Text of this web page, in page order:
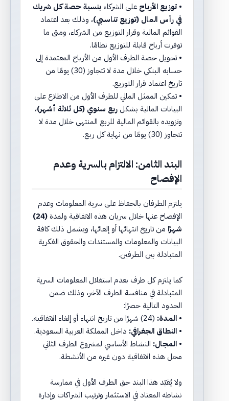
• توزيع الأرباح على الشركاء بنسبة حصة كل شريك
في رأس المال (توزيع تناسبي)، وذلك بعد اعتماد
القوائم المالية وقرار التوزيع من الشركاء، ومتى ما
توفرت أرباح قابلة للتوزيع نظامًا.
• تحويل حصة الطرف الأول من الأرباح المعتمدة إلى
حسابه البنكي خلال مدة لا تتجاوز (30) يومًا من
تاريخ اعتماد قرار التوزيع.
• تمكين الممثل المالي للطرف الأول من الاطلاع على
البيانات المالية بشكل ربع سنوي (كل ثلاثة أشهر)،
وتزويده بالقوائم المالية للربع المنتهي خلال مدة لا
تتجاوز (30) يومًا من نهاية كل ربع.
البند الثامن: الالتزام بالسرية وعدم
الإفصاح
يلتزم الطرفان بالحفاظ على سرية المعلومات وعدم
الإفصاح عنها خلال سريان هذه الاتفاقية ولمدة
(24)
شهرًا من تاريخ انتهائها أو إلغائها، ويشمل ذلك كافة
البيانات والمعلومات والمستندات والحقوق الفكرية
المتبادلة بين الطرفين.
كما يلتزم كل طرف بعدم استغلال المعلومات السرية
المتبادلة في منافسة الطرف الآخر، وذلك ضمن
الحدود التالية حصرًا:
• المدة: (24) شهرًا من تاريخ انتهاء أو إلغاء الاتفاقية.
• النطاق الجغرافي: داخل المملكة العربية السعودية.
• المجال: النشاط الأساسي لمشروع الطرف الثاني
محل هذه الاتفاقية دون غيره من الأنشطة.
ولا يُقيّد هذا البند حق الطرف الأول في ممارسة
نشاطه المعتاد في الاستثمار وترتيب الشراكات وإدارة